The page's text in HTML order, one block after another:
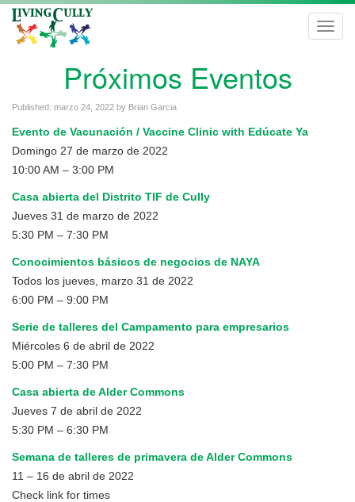
Próximos Eventos
Published: marzo 24, 2022 by Brian Garcia
Evento de Vacunación / Vaccine Clinic with Edúcate Ya
Domingo 27 de marzo de 2022
10:00 AM – 3:00 PM
Casa abierta del Distrito TIF de Cully
Jueves 31 de marzo de 2022
5:30 PM – 7:30 PM
Conocimientos básicos de negocios de NAYA
Todos los jueves, marzo 31 de 2022
6:00 PM – 9:00 PM
Serie de talleres del Campamento para empresarios
Miércoles 6 de abril de 2022
5:00 PM – 7:30 PM
Casa abierta de Alder Commons
Jueves 7 de abril de 2022
5:30 PM – 6:30 PM
Semana de talleres de primavera de Alder Commons
11 – 16 de abril de 2022
Check link for times